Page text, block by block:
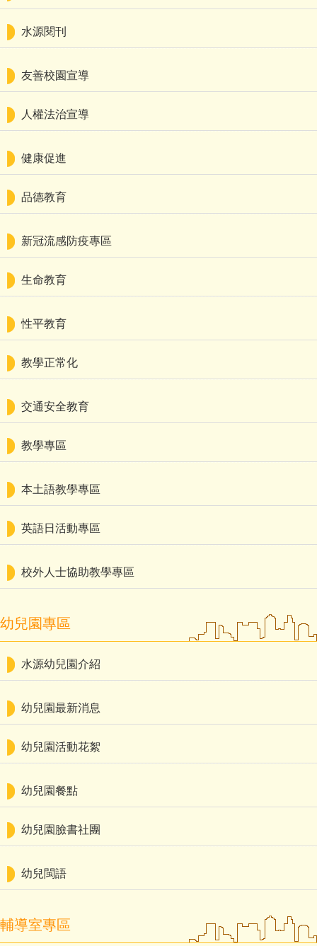
水源閱刊
友善校園宣導
人權法治宣導
健康促進
品德教育
新冠流感防疫專區
生命教育
性平教育
教學正常化
交通安全教育
教學專區
本土語教學專區
英語日活動專區
校外人士協助教學專區
幼兒園專區
水源幼兒園介紹
幼兒園最新消息
幼兒園活動花絮
幼兒園餐點
幼兒園臉書社團
幼兒閩語
輔導室專區